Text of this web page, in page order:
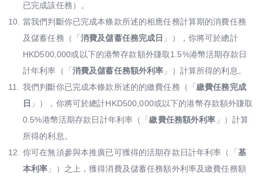
已完成該任務）。
10. 當我們判斷你已完成本條款所述的相應任務計算期的消費任務
及儲蓄任務（「 消費及儲蓄任務完成日 」），你將可於總計
HKD500,000或以下的港幣存款額外賺取1.5%港幣活期存款日
計年利率（「 消費及儲蓄任務額外利率 」）計算所得的利息。
11.
我們判斷你已完成本條款所述的的繳費任務（「 繳費任務完成
日 」），你將可於總計HKD500,000或以下的港幣存款額外賺取
0.5%港幣活期存款日計年利率（「繳費任務額外利率 」）計算
所得的利息。
12.
你可在無須參與本推廣已可獲得的活期存款日計年利率（「 基
本利率 」）之上，獲得消費及儲蓄任務額外利率及繳費任務額